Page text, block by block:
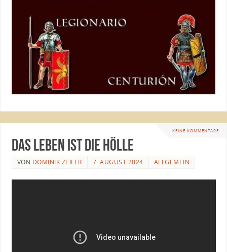
KEINE KOMMENTARE
Das Leben ist die Hölle
VON DOMINIK ZEILER 7. AUGUST 2024 ALLGEMEIN